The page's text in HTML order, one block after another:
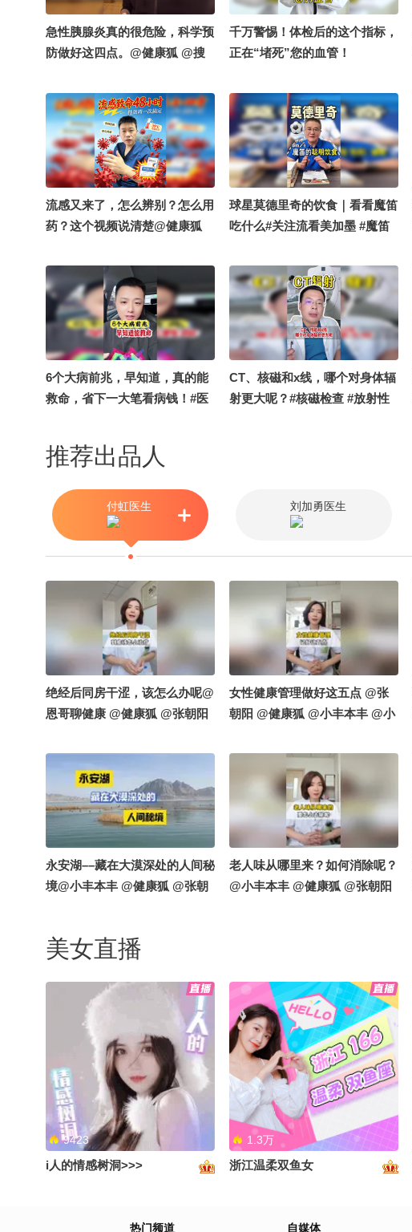
急性胰腺炎真的很危险，科学预
防做好这四点。@健康狐 @搜
@普外耿医生 @中医赵帅 @紫
秋心理驿站 @一颗大萌叔 @长
歌要努力吖 @故小贝 @马伟明
医生 @刘加勇医生 @男科于文
晓医生 @涛姐是女神
千万警惕！体检后的这个指标，
正在“堵死”您的血管！
流感又来了，怎么辨别？怎么用
药？这个视频说清楚@健康狐
付虹医生
球星莫德里奇的饮食｜看看魔笛
吃什么#关注流看美加墨 #魔笛
@健康狐 @知识狐 @东部世界
@鑫宇普拉提老师 @米娜普拉
提老师 @Nagi真的很文静 @VV
教练 @运动嘉嘉油！ @阿敏老
师 @阿丹yoga @王腿腿VV @
柚念yx @溪宝22 @小申小申 @
搜狐体育 @小狐 @努力学习的
6个大病前兆，早知道，真的能
救命，省下一大笔看病钱！#医
CT、核磁和x线，哪个对身体辐
射更大呢？#核磁检查 #放射性
推荐出品人
付虹医生 刘加勇医生
绝经后同房干涩，该怎么办呢@
恩哥聊健康 @健康狐 @张朝阳
生命解码 @搜狐视频官方小助
女性健康管理做好这五点 @张
朝阳 @健康狐 @小丰本丰 @小
频官方小助手 @阿畅酷酷的
永安湖––藏在大漠深处的人间秘
境@小丰本丰 @健康狐 @张朝
老人味从哪里来？如何消除呢？
@小丰本丰 @健康狐 @张朝阳
你以为的坏习惯，其实是身体在
喊累!@搜狐视频官方小助手 @
阿畅酷酷的 @高速公鹿 @小申
小申 @小丰本丰 @健康狐 @张
朝阳 @成长狐 @月涵书舍 @小
狐 @明星狐 @狐圈圈 @LifeX
生命解码 @后厂村长看大厂
怎么自测子宫脱垂 ?@小申小申
@涛姐是女神 @张朝阳 @健康
狐 @小丰本丰 @柚念yx
美女直播
9423
i人的情感树洞>>>
1.3万
浙江温柔双鱼女
热门频道 自媒体